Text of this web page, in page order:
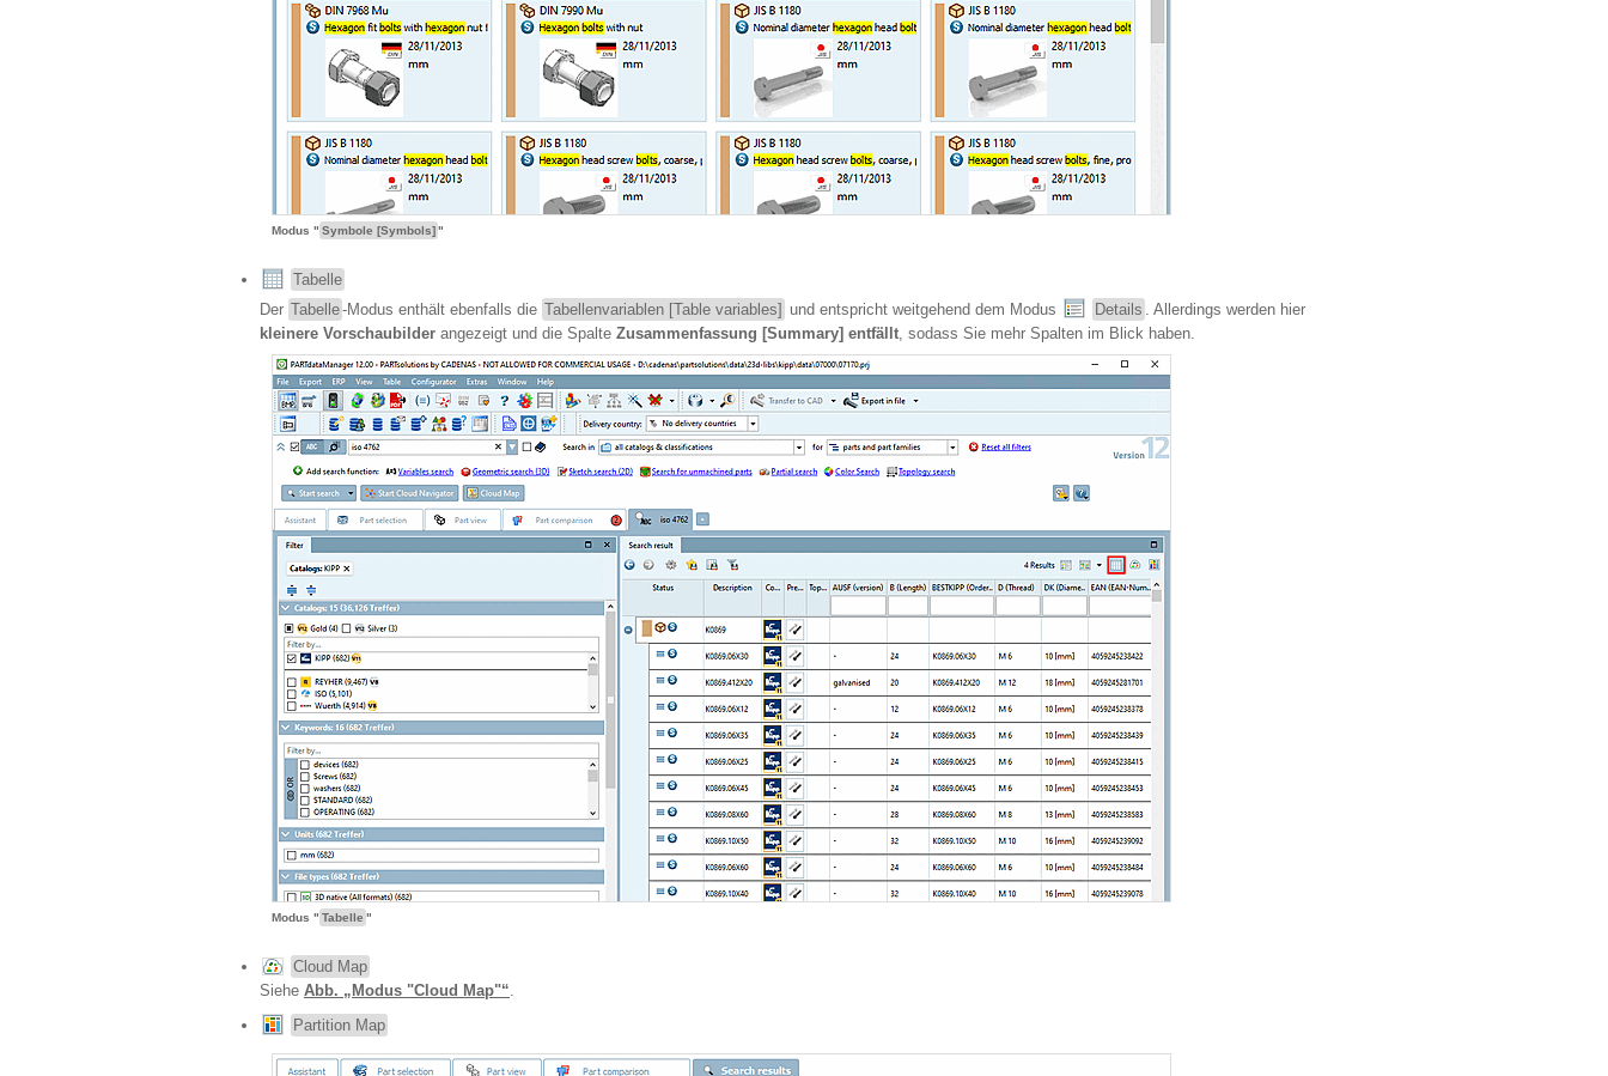
Modus " Symbole [Symbols]"
Tabelle
Der Tabelle-Modus enthält ebenfalls die Tabellenvariablen [Table variables] und entspricht weitgehend dem Modus Details
. Allerdings werden hier
kleinere Vorschaubilder angezeigt und die Spalte Zusammenfassung [Summary] entfällt, sodass Sie mehr Spalten im Blick haben.
Modus " Tabelle "
Cloud Map
Siehe Abb. „Modus "Cloud Map"“
Partition Map